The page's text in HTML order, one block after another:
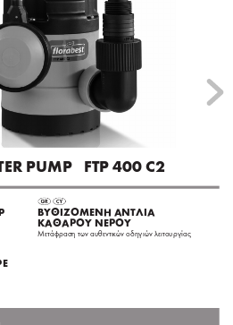
PUMP   FTP 400 C2
ΒΥΘΙΖΌΜΕΝΗ
ΑΝΤΛΙΑ
ΚΑΘΑΡΌΥ ΝΕΡΌΥ
Μετάφραση των αυθεντικών οδηγιών λειτουργίας